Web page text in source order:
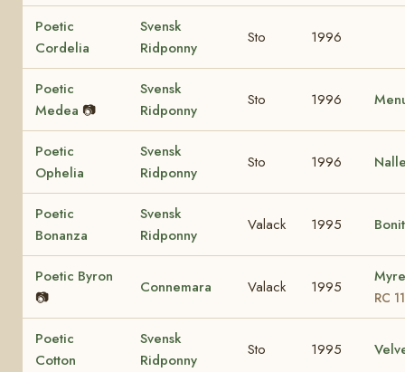
Poetic
Cordelia
Svensk
Ridponny
Sto 1996
Poetic
Medea 📷
Svensk
Ridponny
Sto 1996
Poetic
Ophelia
Svensk
Ridponny
Sto 1996
Poetic
Bonanza
Svensk
Ridponny
Valack 1995
Poetic Byron
📷
Connemara Valack 1995
RC
Poetic
Cotton
Svensk
Ridponny
Sto 1995